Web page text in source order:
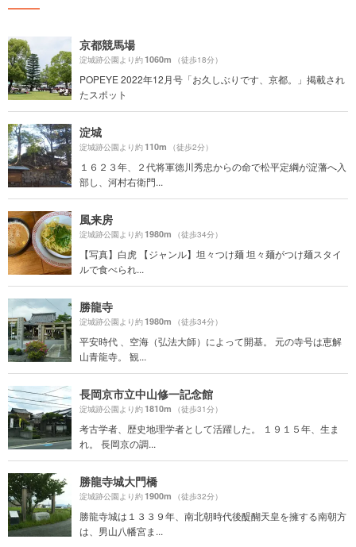
京都競馬場
淀城跡公園より約1060m （徒歩18分）
POPEYE 2022年12月号「お久しぶりです、京都。」掲載され
たスポット
淀城
淀城跡公園より約110m （徒歩2分）
１６２３年、２代将軍徳川秀忠からの命で松平定綱が淀藩へ入
部し、河村右衛門...
風来房
淀城跡公園より約1980m （徒歩34分）
【写真】白虎 【ジャンル】坦々つけ麺 坦々麺がつけ麺スタイ
ルで食べられ...
勝龍寺
淀城跡公園より約1980m （徒歩34分）
平安時代 、空海（弘法大師）によって開基。 元の寺号は恵解
山青龍寺。 観...
長岡京市立中山修一記念館
淀城跡公園より約1810m （徒歩31分）
考古学者、歴史地理学者として活躍した。 １９１５年、生ま
れ。 長岡京の調...
勝龍寺城大門橋
淀城跡公園より約1900m （徒歩32分）
勝龍寺城は１３３９年、南北朝時代後醍醐天皇を擁する南朝方
は、男山八幡宮ま...